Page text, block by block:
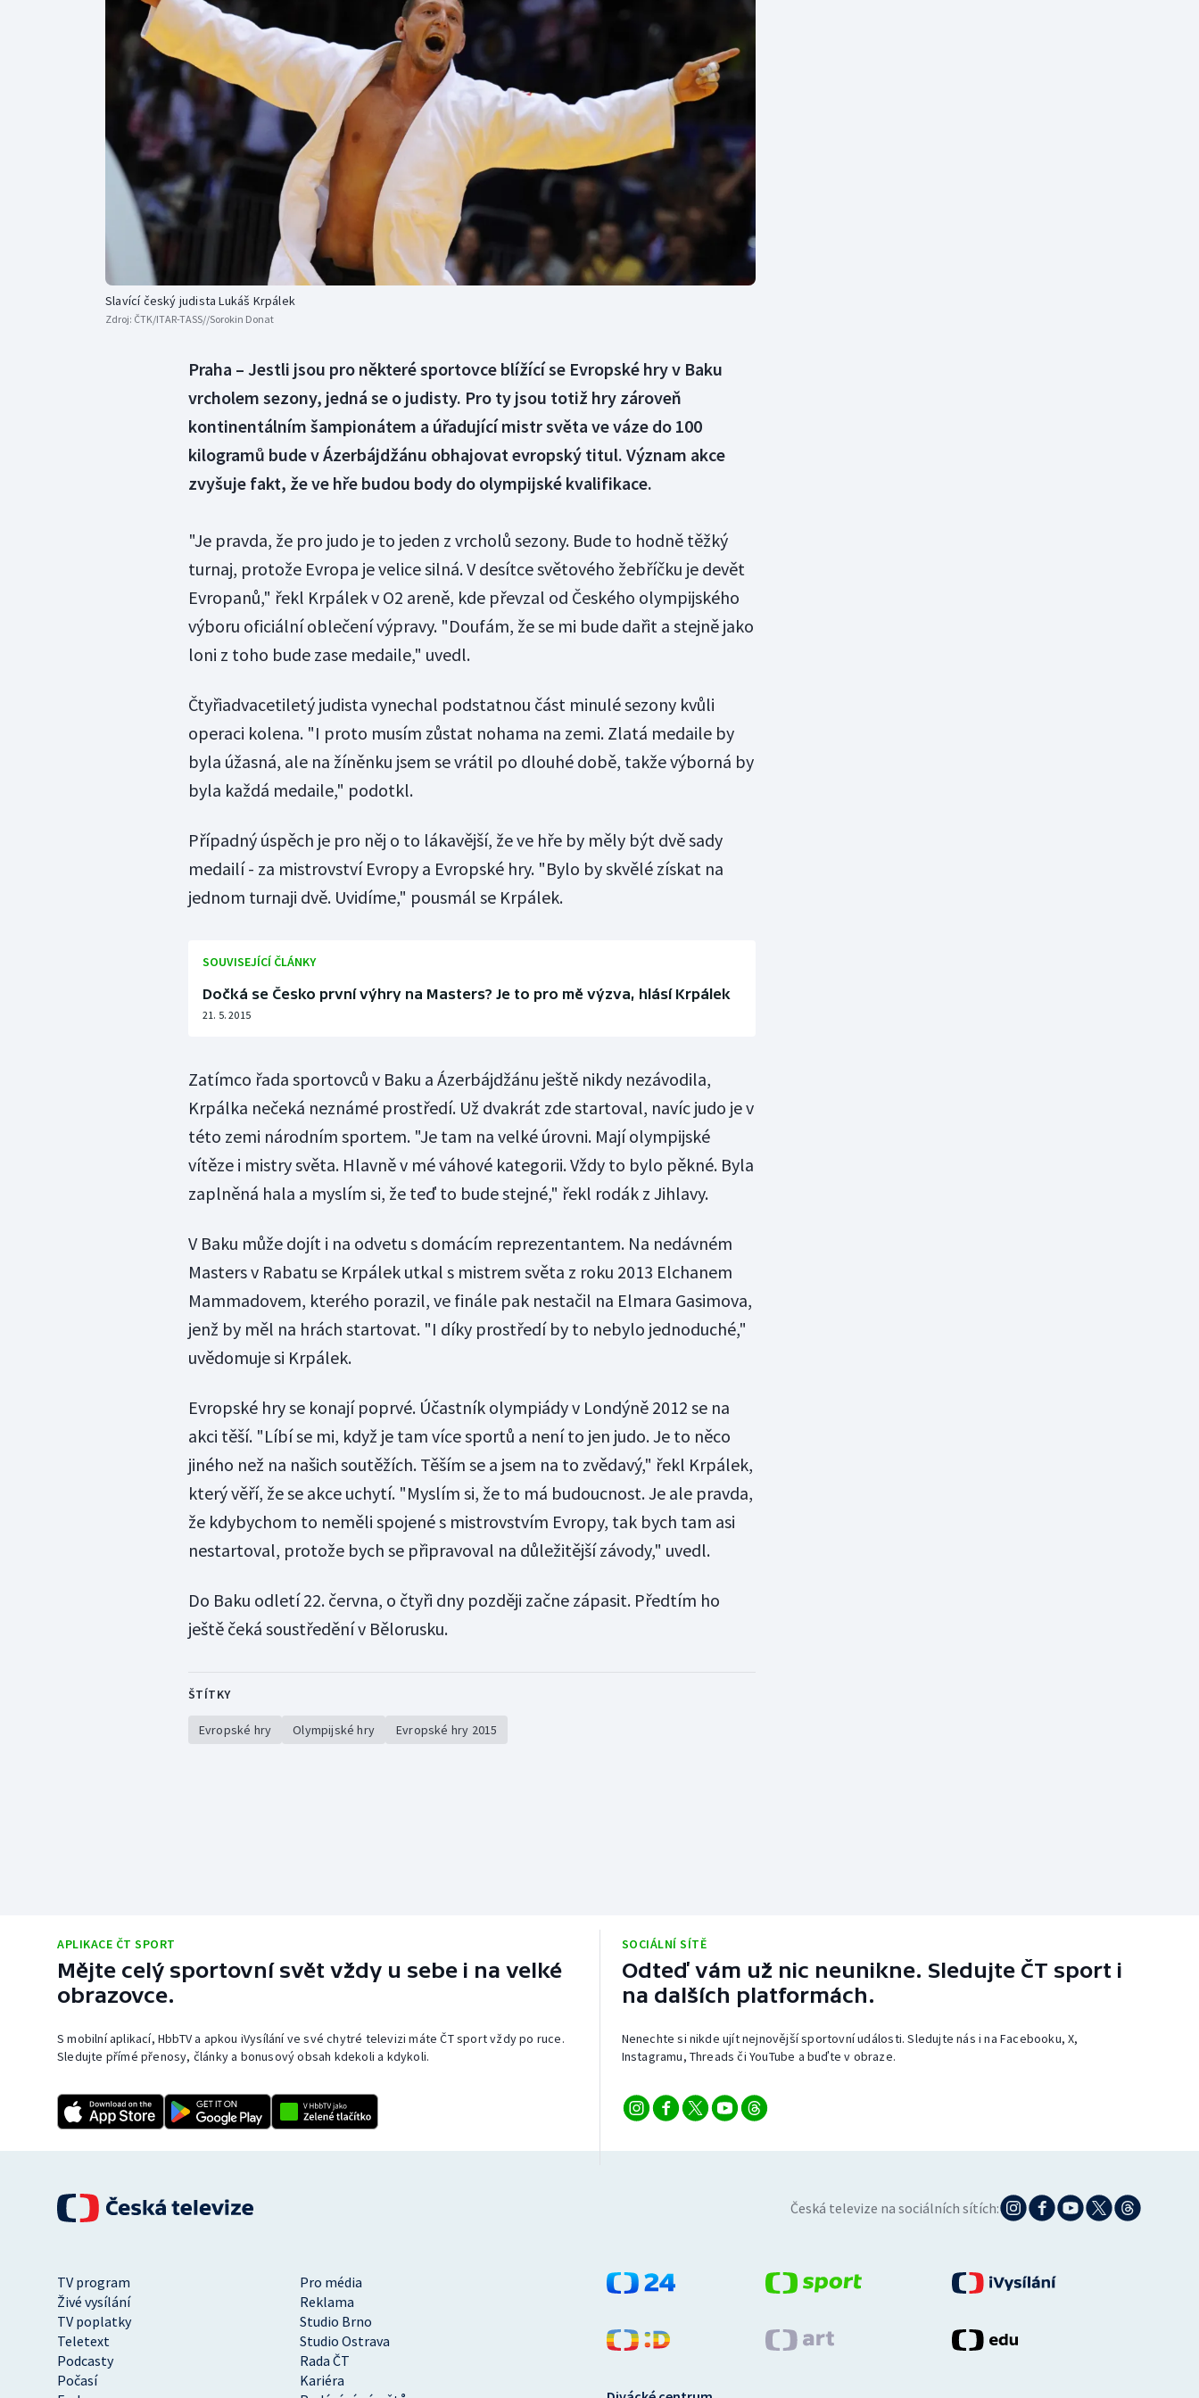
Dostihy
Florbal
Futsal
Golf
Gymnastika
Moderní pětiboj
Motorsport
Olympijské hry
Parasport
Plavání
Plážový volejbal
Vodní slalom
Volejbal
Slavící český judista Lukáš Krpálek
Zdroj: ČTK/ITAR-TASS//Sorokin Donat
Praha – Jestli jsou pro některé sportovce blížící se Evropské hry v Baku
vrcholem sezony, jedná se o judisty. Pro ty jsou totiž hry zároveň
kontinentálním šampionátem a úřadující mistr světa ve váze do 100
kilogramů bude v Ázerbájdžánu obhajovat evropský titul. Význam akce
zvyšuje fakt, že ve hře budou body do olympijské kvalifikace.
"Je pravda, že pro judo je to jeden z vrcholů sezony. Bude to hodně těžký
turnaj, protože Evropa je velice silná. V desítce světového žebříčku je devět
Evropanů," řekl Krpálek v O2 areně, kde převzal od Českého olympijského
výboru oficiální oblečení výpravy. "Doufám, že se mi bude dařit a stejně jako
loni z toho bude zase medaile," uvedl.
Čtyřiadvacetiletý judista vynechal podstatnou část minulé sezony kvůli
operaci kolena. "I proto musím zůstat nohama na zemi. Zlatá medaile by
byla úžasná, ale na žíněnku jsem se vrátil po dlouhé době, takže výborná by
byla každá medaile," podotkl.
Případný úspěch je pro něj o to lákavější, že ve hře by měly být dvě sady
medailí - za mistrovství Evropy a Evropské hry. "Bylo by skvělé získat na
jednom turnaji dvě. Uvidíme," pousmál se Krpálek.
SOUVISEJÍCÍ ČLÁNKY
Dočká se Česko první výhry na Masters? Je to pro mě výzva, hlásí Krpálek
21. 5. 2015
Zatímco řada sportovců v Baku a Ázerbájdžánu ještě nikdy nezávodila,
Krpálka nečeká neznámé prostředí. Už dvakrát zde startoval, navíc judo je v
této zemi národním sportem. "Je tam na velké úrovni. Mají olympijské
vítěze i mistry světa. Hlavně v mé váhové kategorii. Vždy to bylo pěkné. Byla
zaplněná hala a myslím si, že teď to bude stejné," řekl rodák z Jihlavy.
V Baku může dojít i na odvetu s domácím reprezentantem. Na nedávném
Masters v Rabatu se Krpálek utkal s mistrem světa z roku 2013 Elchanem
Mammadovem, kterého porazil, ve finále pak nestačil na Elmara Gasimova,
jenž by měl na hrách startovat. "I díky prostředí by to nebylo jednoduché,"
uvědomuje si Krpálek.
Evropské hry se konají poprvé. Účastník olympiády v Londýně 2012 se na
akci těší. "Líbí se mi, když je tam více sportů a není to jen judo. Je to něco
jiného než na našich soutěžích. Těším se a jsem na to zvědavý," řekl Krpálek,
který věří, že se akce uchytí. "Myslím si, že to má budoucnost. Je ale pravda,
že kdybychom to neměli spojené s mistrovstvím Evropy, tak bych tam asi
nestartoval, protože bych se připravoval na důležitější závody," uvedl.
Do Baku odletí 22. června, o čtyři dny později začne zápasit. Předtím ho
ještě čeká soustředění v Bělorusku.
ŠTÍTKY
Evropské hry Olympijské hry Evropské hry 2015
APLIKACE ČT SPORT
Mějte celý sportovní svět vždy u sebe i na velké
obrazovce.
S mobilní aplikací, HbbTV a apkou iVysílání ve své chytré televizi máte ČT sport vždy po ruce.
Sledujte přímé přenosy, články a bonusový obsah kdekoli a kdykoli.
SOCIÁLNÍ SÍTĚ
Odteď vám už nic neunikne. Sledujte ČT sport i
na dalších platformách.
Nenechte si nikde ujít nejnovější sportovní události. Sledujte nás i na Facebooku, X,
Instagramu, Threads či YouTube a buďte v obraze.
Česká televize na sociálních sítích:
TV program
Pro média
Živé vysílání
Reklama
TV poplatky
Studio Brno
Teletext
Studio Ostrava
Podcasty
Rada ČT
Počasí
Kariéra